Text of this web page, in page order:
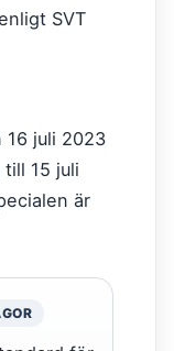
SVT
16 juli 2023
till 15 juli
är